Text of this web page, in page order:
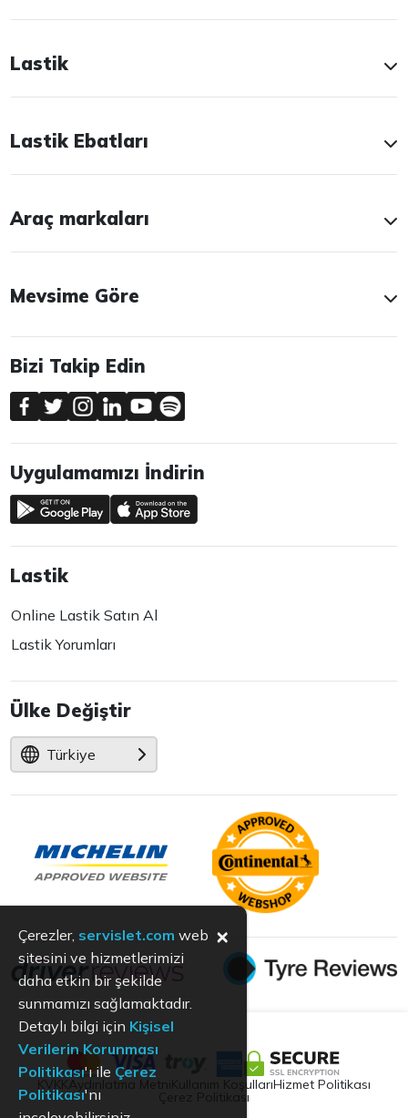
Lastik
Lastik Ebatları
Araç markaları
Mevsime Göre
Bizi Takip Edin
Uygulamamızı İndirin
Lastik
Online Lastik Satın Al
Lastik Yorumları
Ülke Değiştir
Türkiye
Aydınlatma Metni Kullanım KoşullarıHizmet Politikası
Çerez Politikası
Çerezler, servislet.com web
sitesini ve hizmetlerimizi
daha etkin bir şekilde
sunmamızı sağlamaktadır.
Detaylı bilgi için Kişisel
Verilerin Korunması
Politikası'ı ile Çerez
Politikası'nı
×